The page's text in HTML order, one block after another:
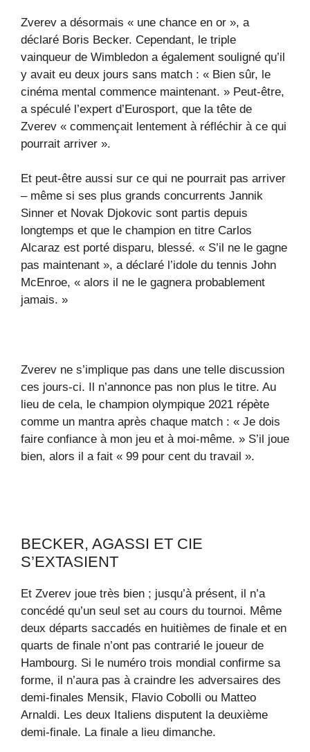
Zverev a désormais « une chance en or », a
déclaré Boris Becker. Cependant, le triple
vainqueur de Wimbledon a également souligné qu’il
y avait eu deux jours sans match : « Bien sûr, le
cinéma mental commence maintenant. » Peut-être,
a spéculé l’expert d’Eurosport, que la tête de
Zverev « commençait lentement à réfléchir à ce qui
pourrait arriver ».
Et peut-être aussi sur ce qui ne pourrait pas arriver
– même si ses plus grands concurrents Jannik
Sinner et Novak Djokovic sont partis depuis
longtemps et que le champion en titre Carlos
Alcaraz est porté disparu, blessé. « S’il ne le gagne
pas maintenant », a déclaré l’idole du tennis John
McEnroe, « alors il ne le gagnera probablement
jamais. »
Zverev ne s’implique pas dans une telle discussion
ces jours-ci. Il n’annonce pas non plus le titre. Au
lieu de cela, le champion olympique 2021 répète
comme un mantra après chaque match : « Je dois
faire confiance à mon jeu et à moi-même. » S’il joue
bien, alors il a fait « 99 pour cent du travail ».
BECKER, AGASSI ET CIE
S’EXTASIENT
Et Zverev joue très bien ; jusqu’à présent, il n’a
concédé qu’un seul set au cours du tournoi. Même
deux départs saccadés en huitièmes de finale et en
quarts de finale n’ont pas contrarié le joueur de
Hambourg. Si le numéro trois mondial confirme sa
forme, il n’aura pas à craindre les adversaires des
demi-finales Mensik, Flavio Cobolli ou Matteo
Arnaldi. Les deux Italiens disputent la deuxième
demi-finale. La finale a lieu dimanche.